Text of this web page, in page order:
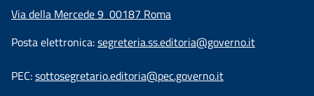
Via della Mercede 9 00187 Roma
Posta elettronica:segreteria.ss.editoria@governo.it
PEC:sottosegretario.editoria@pec.governo.it